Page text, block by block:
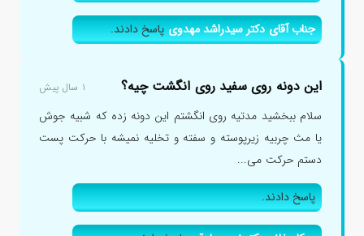
جناب آقای دکتر سیدراشد مهدویپاسخ دادند.
این دونه روی سفید روی انگشت چیه؟ ۱ سال پیش
سلام ببخشید مدتیه روی انگشتم این دونه زده که شبیه جوش
یا مث چربیه زیرپوسته و سفته و تخلیه نمیشه با حرکت پست
دستم حرکت می...
پاسخ دادند.